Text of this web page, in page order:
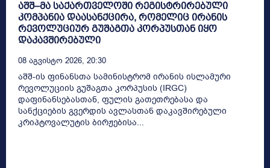
აშშ–მა საქართველოში რეგისტრირებული
კომპანია დაასანქცირა, რომელიც ირანის
რევოლუციურ გუშაგთა კორპუსთან იყო
დაკავშირებული
08 Აგვისტო 2026, 20:30
აშშ-ის ფინანსთა სამინისტრომ ირანის ისლამური
რევოლუციის გუშაგთა კორპუსის (IRGC)
დაფინანსებასთან, ფულის გათეთრებასა და
სანქციების გვერდის ავლასთან დაკავშირებული
კრიპტოვალუტის ბირჟებისა...